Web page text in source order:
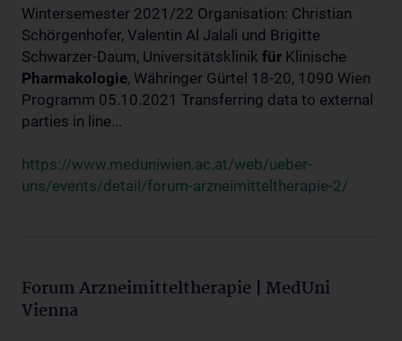
Wintersemester 2021/22 Organisation: Christian
Schörgenhofer, Valentin Al Jalali und Brigitte
Schwarzer-Daum, Universitätsklinik für Klinische
Pharmakologie, Währinger Gürtel 18-20, 1090 Wien
Programm 05.10.2021 Transferring data to external
parties in line...
https://www.meduniwien.ac.at/web/ueber-
uns/events/detail/forum-arzneimitteltherapie-2/
Forum Arzneimitteltherapie | MedUni
Vienna